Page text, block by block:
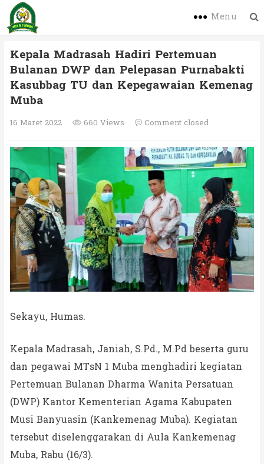
Menu
Kepala Madrasah Hadiri Pertemuan
Bulanan DWP dan Pelepasan Purnabakti
Kasubbag TU dan Kepegawaian Kemenag
Muba
16 Maret 2022 660 Views Comment closed
Sekayu, Humas.
Kepala Madrasah, Janiah, S.Pd., M.Pd beserta guru
dan pegawai MTsN 1 Muba menghadiri kegiatan
Pertemuan Bulanan Dharma Wanita Persatuan
(DWP) Kantor Kementerian Agama Kabupaten
Musi Banyuasin (Kankemenag Muba). Kegiatan
tersebut diselenggarakan di Aula Kankemenag
Muba, Rabu (16/3).